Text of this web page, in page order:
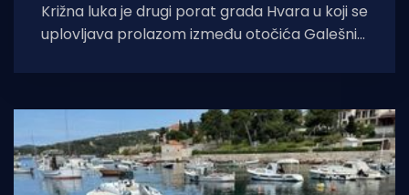
Križna luka je drugi porat grada Hvara u koji se
uplovljava prolazom između otočića Galešnik